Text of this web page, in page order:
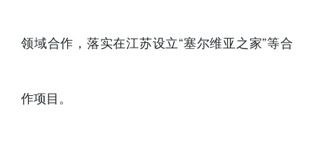
领域合作，落实在江苏设立“塞尔维亚之家”等合
作项目。